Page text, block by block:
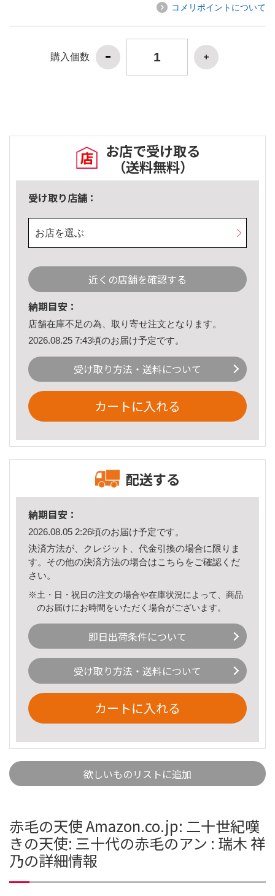
コメリポイントについて
購入個数
お店で受け取る
（送料無料）
受け取り店舗：
お店を選ぶ
近くの店舗を確認する
納期目安：
店舗在庫不足の為、取り寄せ注文となります。
2026.08.25 7:43頃のお届け予定です。
受け取り方法・送料について
カートに入れる
配送する
納期目安：
2026.08.05 2:26頃のお届け予定です。
決済方法が、クレジット、代金引換の場合に限りま
す。その他の決済方法の場合はこちら をご確認くだ
さい。
※土・日・祝日の注文の場合や在庫状況によって、商品
のお届けにお時間をいただく場合がございます。
即日出荷条件について
受け取り方法・送料について
カートに入れる
欲しいものリストに追加
赤毛の天使 Amazon.co.jp: 二十世紀嘆
きの天使: 三十代の赤毛のアン : 瑞木 祥
乃の詳細情報